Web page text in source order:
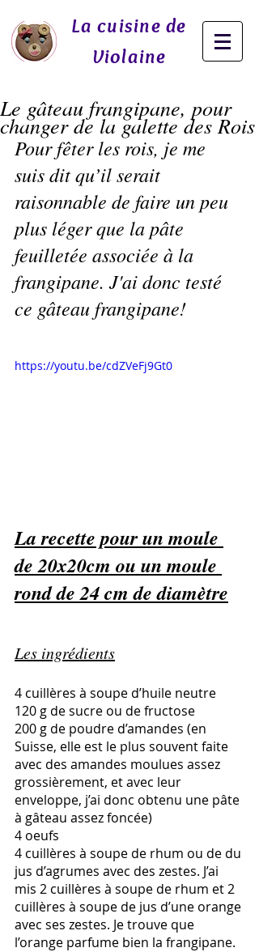
La cuisine de
Violaine
Le gâteau frangipane, pour
changer de la galette des Rois
Pour fêter les rois, je me
suis dit qu’il serait
raisonnable de faire un peu
plus léger que la pâte
feuilletée associée à la
frangipane. J'ai donc testé
ce gâteau frangipane!
https://youtu.be/cdZVeFj9Gt0
La recette pour un moule
de 20x20cm ou un moule
rond de 24 cm de diamètre
Les ingrédients
4 cuillères à soupe d’huile neutre
120 g de sucre ou de fructose
200 g de poudre d’amandes (en
Suisse, elle est le plus souvent faite
avec des amandes moulues assez
grossièrement, et avec leur
enveloppe, j’ai donc obtenu une pâte
à gâteau assez foncée)
4 oeufs
4 cuillères à soupe de rhum ou de du
jus d’agrumes avec des zestes. J’ai
mis 2 cuillères à soupe de rhum et 2
cuillères à soupe de jus d’une orange
avec ses zestes. Je trouve que
l’orange parfume bien la frangipane.